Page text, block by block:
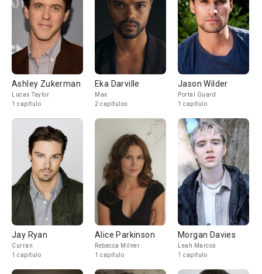
Ashley Zukerman
Lucas Taylor
1 capítulo
Eka Darville
Max
2 capítulos
Jason Wilder
Portal Guard
1 capítulo
Jay Ryan
Curran
1 capítulo
Alice Parkinson
Rebecca Milner
1 capítulo
Morgan Davies
Leah Marcos
1 capítulo